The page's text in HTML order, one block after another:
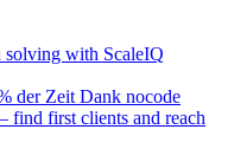
solving with ScaleIQ
der Zeit Dank nocode
find first clients and reach